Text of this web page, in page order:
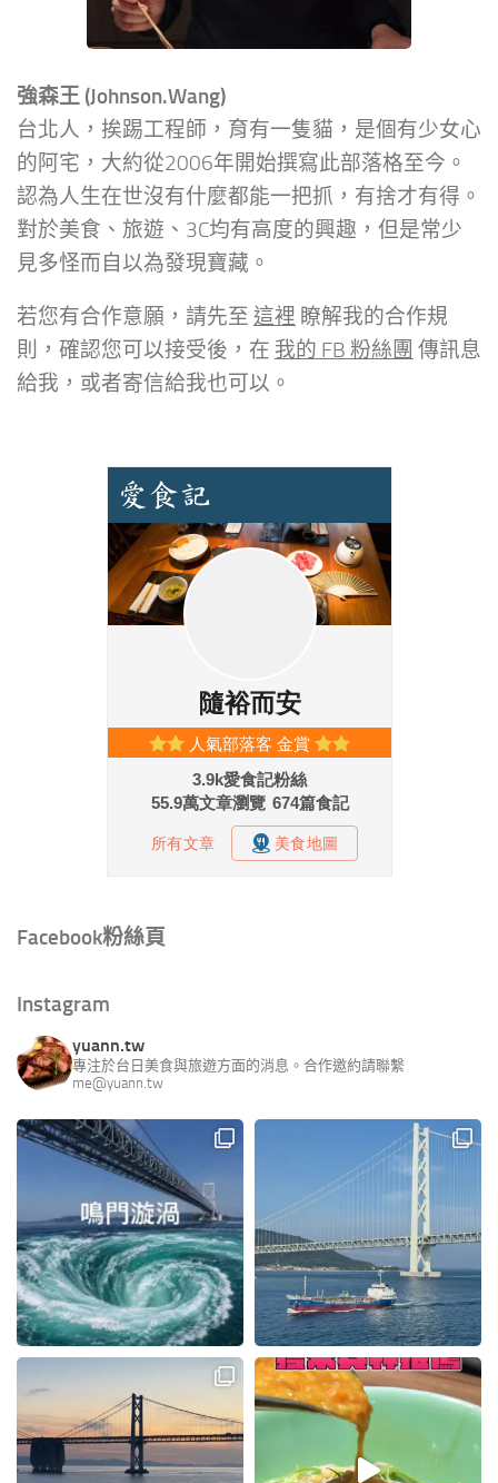
強森王 (Johnson.Wang)
台北人，挨踢工程師，育有一隻貓，是個有少女心
的阿宅，大約從2006年開始撰寫此部落格至今。
認為人生在世沒有什麼都能一把抓，有捨才有得。
對於美食、旅遊、3C均有高度的興趣，但是常少
見多怪而自以為發現寶藏。
若您有合作意願，請先至 這裡 瞭解我的合作規
則，確認您可以接受後，在 我的 FB 粉絲團 傳訊息
給我，或者寄信給我也可以。
Facebook粉絲頁
Instagram
yuann.tw
專注於台日美食與旅遊方面的消息。合作邀約請聯繫
me@yuann.tw